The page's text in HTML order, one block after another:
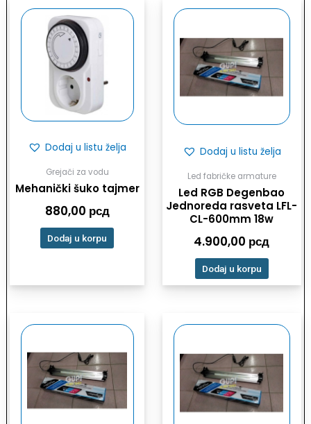
Dodaj u listu želja
Grejači za vodu
Mehanički šuko tajmer
880,00 рсд
Dodaj u korpu
Dodaj u listu želja
Led fabričke armature
Led RGB Degenbao
Jednoreda rasveta LFL-
CL-600mm 18w
4.900,00 рсд
Dodaj u korpu